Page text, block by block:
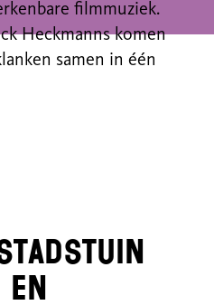
filmmuziek.
Heckmanns komen
samen in één